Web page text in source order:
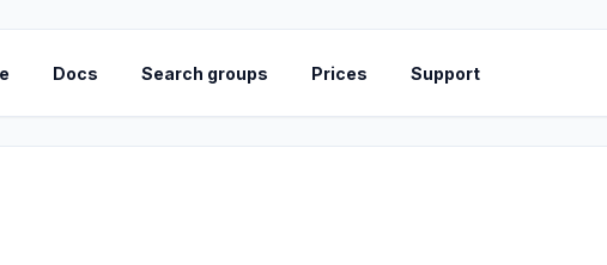
Docs Search groups Prices Support